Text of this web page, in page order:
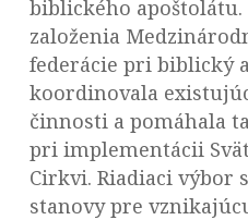
biblického
založenia
federácie pri biblický
koordinovala
činnosti a pomáhala
pri implementácii
Cirkvi. Riadiaci výbor
stanovy pre